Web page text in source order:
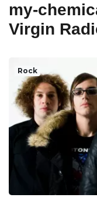
my-
Virgin
Rock